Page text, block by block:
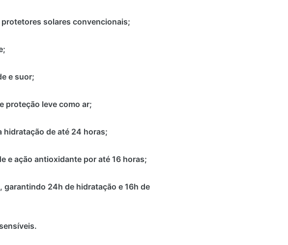
solares convencionais;
e suor;
proteção leve como ar;
hidratação de até 24 horas;
e ação antioxidante por até 16 horas;
garantindo 24h de hidratação e 16h de